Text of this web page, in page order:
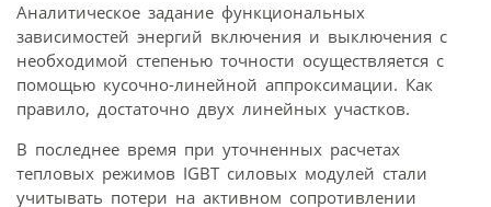
Аналитическое задание функциональных
зависимостей энергий включения и выключения с
необходимой степенью точности осуществляется с
помощью кусочно-линейной аппроксимации. Как
правило, достаточно двух линейных участков.
В последнее время при уточненных расчетах
тепловых режимов IGBT силовых модулей стали
учитывать потери на активном сопротивлении